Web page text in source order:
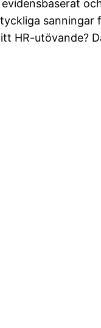
sanningar
HR-utövande?